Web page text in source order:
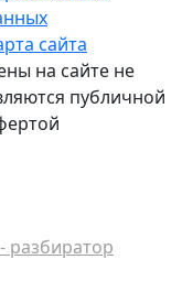
сайта
на сайте не
публичной
разбиратор